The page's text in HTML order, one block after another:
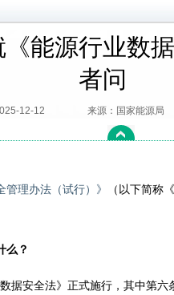
能源行业数
者问
12-12 来源：国家能源局
管理办法（试行）》
（以下简称
么？
安全法》正式施行，其中第六